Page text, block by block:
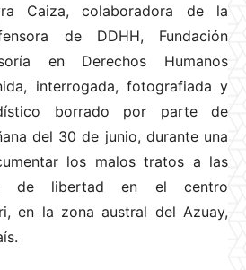
Caiza, colaboradora de la
de DDHH, Fundación
en Derechos Humanos
interrogada, fotografiada y
borrado por parte de
del 30 de junio, durante una
los malos tratos a las
de libertad en el centro
en la zona austral del Azuay,